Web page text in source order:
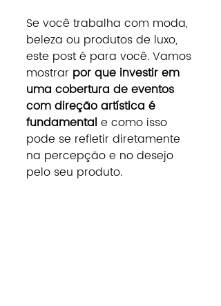
Se você trabalha com moda,
beleza ou produtos de luxo,
este post é para você. Vamos
mostrar por que investir em
uma cobertura de eventos
com direção artística é
fundamental e como isso
pode se refletir diretamente
na percepção e no desejo
pelo seu produto.